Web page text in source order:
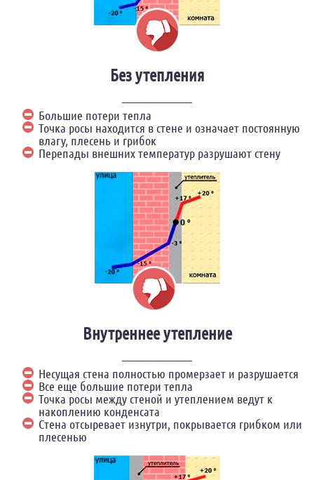
Без утепления
Большие потери тепла
Точка росы находится в стене и означает постоянную
влагу, плесень и грибок
Перепады внешних температур разрушают стену
Внутреннее утепление
Несущая стена полностью промерзает и разрушается
Все еще большие потери тепла
Точка росы между стеной и утеплением ведут к
накоплению конденсата
Стена отсыревает изнутри, покрывается грибком или
плесенью